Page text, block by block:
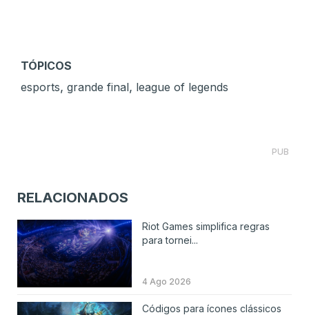
TÓPICOS
esports, grande final, league of legends
PUB
RELACIONADOS
Riot Games simplifica regras
para tornei...
4 Ago 2026
Códigos para ícones clássicos